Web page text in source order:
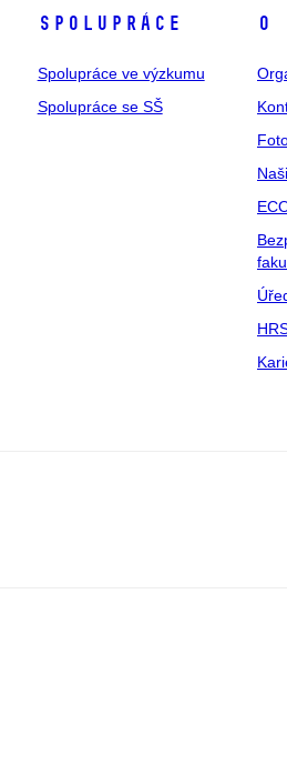
Spolupráce
Spolupráce ve výzkumu
Spolupráce se SŠ
O